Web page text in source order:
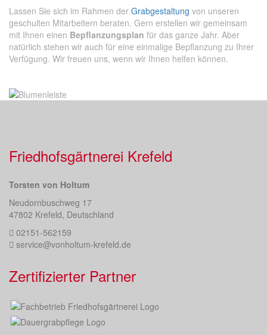
Lassen Sie sich im Rahmen der Grabgestaltung von unseren
geschulten Mitarbeitern beraten. Gern erstellen wir gemeinsam
mit Ihnen einen Bepflanzungsplan für das ganze Jahr. Aber
natürlich stehen wir auch für eine einmalige Bepflanzung zu Ihrer
Verfügung. Wir freuen uns, wenn wir Ihnen helfen können.
Friedhofsgärtnerei Krefeld
Torsten von Holtum
Neudornbuschweg 17
47802 Krefeld, Deutschland
02151-562159
service@vonholtum-krefeld.de
Zertifizierter Partner